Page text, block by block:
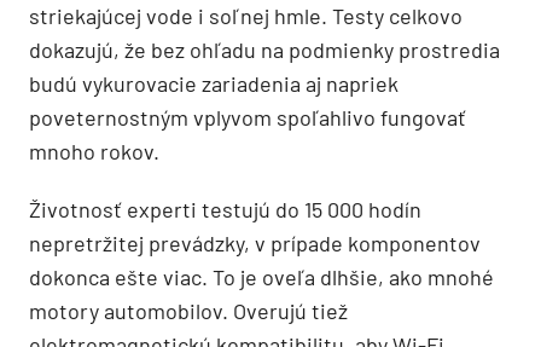
striekajúcej vode i soľnej hmle. Testy celkovo
dokazujú, že bez ohľadu na podmienky prostredia
budú vykurovacie zariadenia aj napriek
poveternostným vplyvom spoľahlivo fungovať
mnoho rokov.
Životnosť experti testujú do 15 000 hodín
nepretržitej prevádzky, v prípade komponentov
dokonca ešte viac. To je oveľa dlhšie, ako mnohé
motory automobilov. Overujú tiež